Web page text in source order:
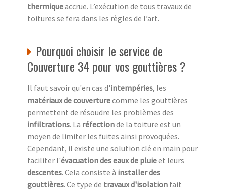
thermiqueaccrue. L’exécution de tous travaux de
toitures se fera dans les règles de l’art.
Pourquoi choisir le service de
Couverture 34 pour vos gouttières ?
Il faut savoir qu'en cas d'intempéries, les
matériaux de couverturecomme les gouttières
permettent de résoudre les problèmes des
infiltrations. La réfectionde la toiture est un
moyen de limiter les fuites ainsi provoquées.
Cependant, il existe une solution clé en main pour
faciliter l'évacuation des eaux de pluieet leurs
descentes. Cela consiste à installer des
gouttières. Ce type de travaux d'isolation fait